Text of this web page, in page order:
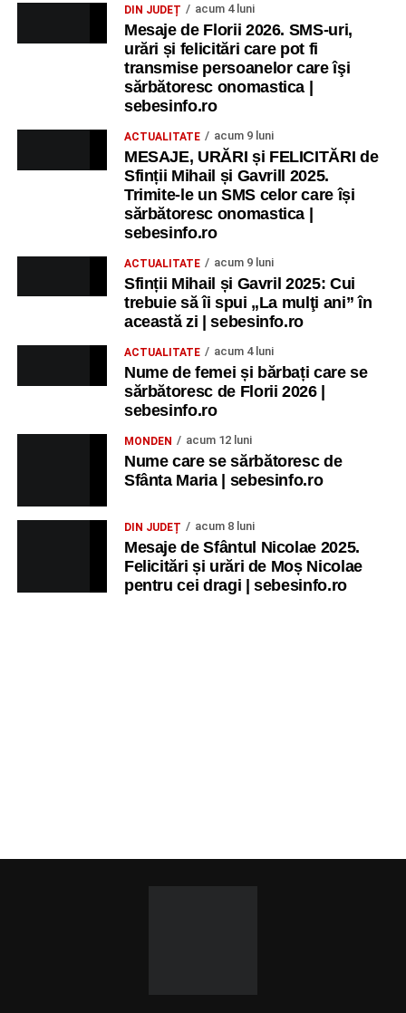
DIN JUDEȚ acum 4 luni
Mesaje de Florii 2026. SMS-uri,
urări și felicitări care pot fi
transmise persoanelor care îşi
sărbătoresc onomastica |
sebesinfo.ro
ACTUALITATE acum 9 luni
MESAJE, URĂRI și FELICITĂRI de
Sfinții Mihail și Gavrill 2025.
Trimite-le un SMS celor care își
sărbătoresc onomastica |
sebesinfo.ro
ACTUALITATE acum 9 luni
Sfinții Mihail și Gavril 2025: Cui
trebuie să îi spui „La mulţi ani” în
această zi | sebesinfo.ro
ACTUALITATE acum 4 luni
Nume de femei și bărbați care se
sărbătoresc de Florii 2026 |
sebesinfo.ro
MONDEN acum 12 luni
Nume care se sărbătoresc de
Sfânta Maria | sebesinfo.ro
DIN JUDEȚ acum 8 luni
Mesaje de Sfântul Nicolae 2025.
Felicitări și urări de Moș Nicolae
pentru cei dragi | sebesinfo.ro